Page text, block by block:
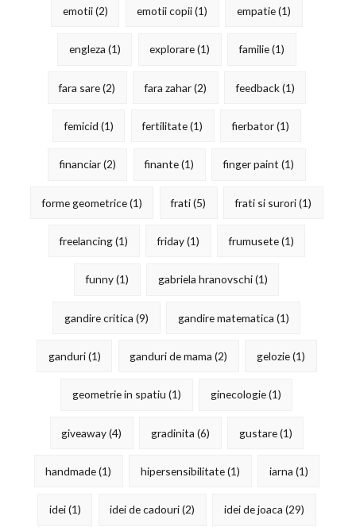
emotii(2) emotii copii(1) empatie(1)
engleza (1) explorare(1) familie(1)
fara sare(2) fara zahar(2) feedback(1)
femicid (1) fertilitate(1) fierbator(1)
financiar(2) finante(1) finger paint (1)
forme geometrice(1) frati(5) frati si surori(1)
freelancing(1) friday(1) frumusete(1)
funny(1) gabriela hranovschi(1)
gandire critica (9) gandire matematica (1)
ganduri(1) ganduri de mama (2) gelozie(1)
geometrie in spatiu (1) ginecologie(1)
giveaway(4) gradinita (6) gustare(1)
handmade(1) hipersensibilitate(1) iarna (1)
idei(1) idei de cadouri(2) idei de joaca (29)